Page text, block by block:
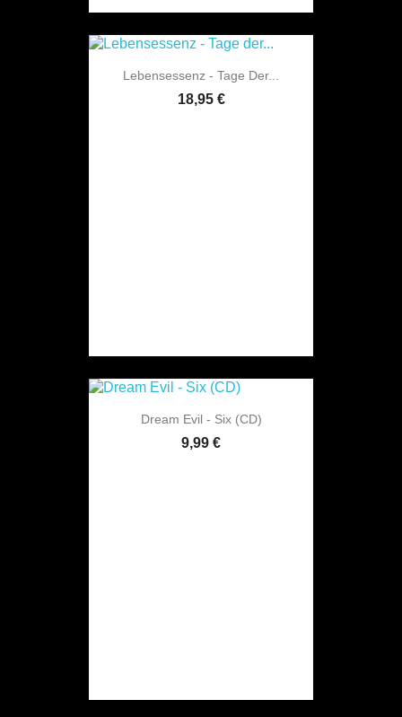
Lebensessenz - Tage Der...
18,95 €
Dream Evil - Six (CD)
9,99 €